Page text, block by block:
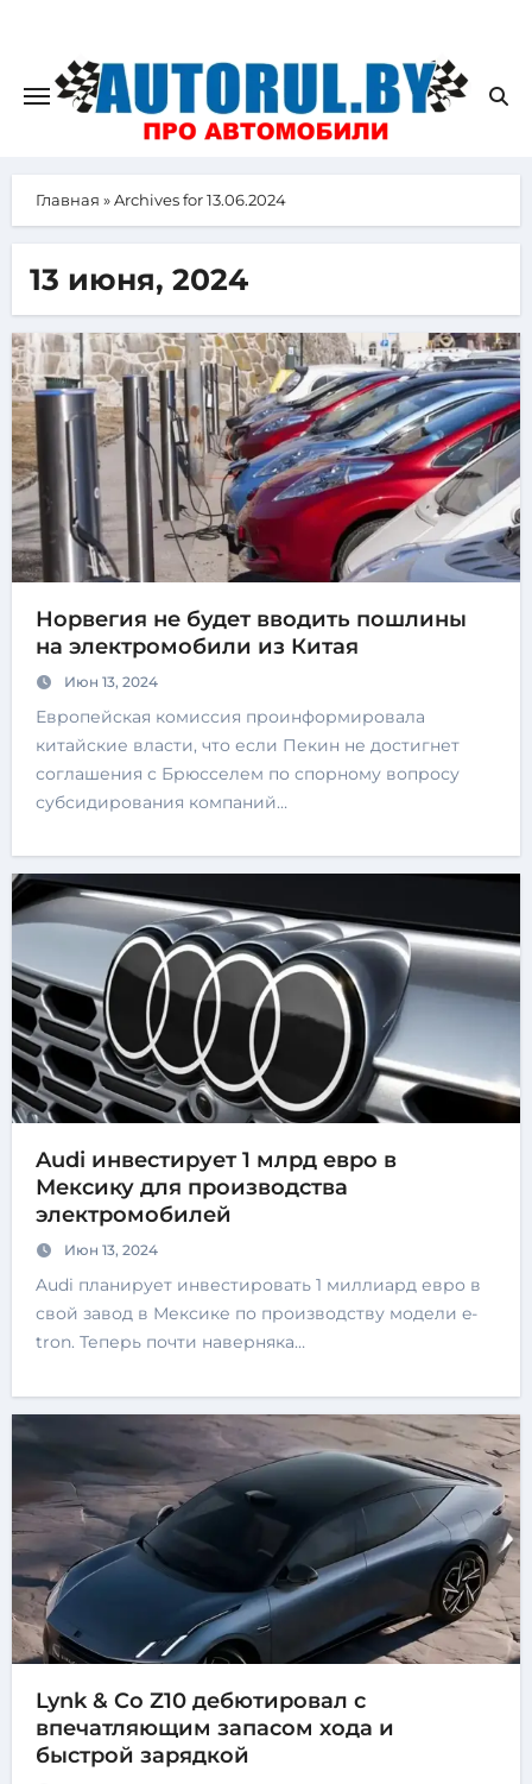
Главная »Archives for 13.06.2024
13 июня, 2024
Норвегия не будет вводить пошлины
на электромобили из Китая
Июн 13, 2024
Европейская комиссия проинформировала
китайские власти, что если Пекин не достигнет
соглашения с Брюсселем по спорному вопросу
субсидирования компаний…
Audi инвестирует 1 млрд евро в
Мексику для производства
электромобилей
Июн 13, 2024
Audi планирует инвестировать 1 миллиард евро в
свой завод в Мексике по производству модели e-
tron. Теперь почти наверняка…
Lynk & Co Z10 дебютировал с
впечатляющим запасом хода и
быстрой зарядкой